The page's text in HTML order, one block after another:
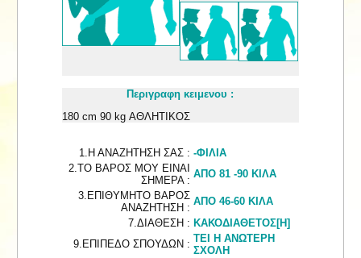
Περιγραφη κειμενου :
180 cm 90 kg ΑΘΛΗΤΙΚΟΣ
1.Η ΑΝΑΖΗΤΗΣΗ ΣΑΣ : -ΦΙΛΙΑ
2.ΤΟ ΒΑΡΟΣ ΜΟΥ ΕΙΝΑΙ
ΣΗΜΕΡΑ :
ΑΠΟ 81 -90 ΚΙΛΑ
3.ΕΠΙΘΥΜΗΤΟ ΒΑΡΟΣ
ΑΝΑΖΗΤΗΣΗ :
ΑΠΟ 46-60 ΚΙΛΑ
7.ΔΙΑΘΕΣΗ : ΚΑΚΟΔΙΑΘΕΤΟΣ[Η]
9.ΕΠΙΠΕΔΟ ΣΠΟΥΔΩΝ : ΤΕΙ Η ΑΝΩΤΕΡΗ
ΣΧΟΛΗ